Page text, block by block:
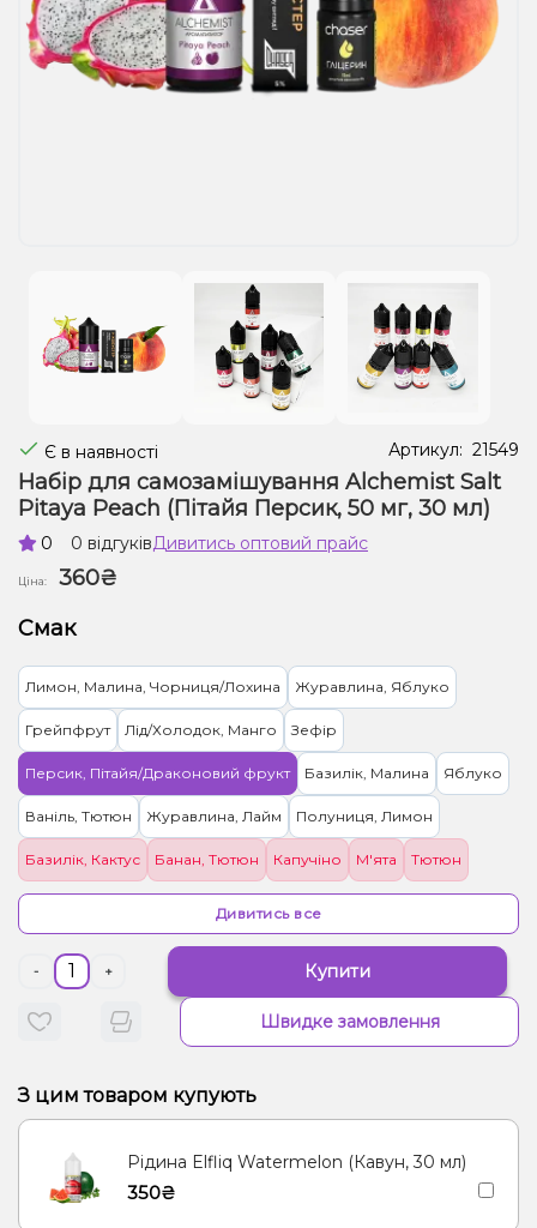
Рідини для електронних сигарет
Подарункові набори
Є в наявності Артикул: 21549
Набір для самозамішування Alchemist Salt
Pitaya Peach (Пітайя Персик, 50 мг, 30 мл)
0 0 відгуківДивитись оптовий прайс
Ціна:
360₴
Смак
Лимон, Малина, Чорниця/Лохина Журавлина, Яблуко
Грейпфрут Лід/Холодок, Манго Зефір
Персик, Пітайя/Драконовий фрукт Базилік, Малина Яблуко
Ваніль, Тютюн Журавлина, Лайм Полуниця, Лимон
Базилік, Кактус Банан, Тютюн Капучіно М'ята Тютюн
Дивитись все
- + Купити
Швидке замовлення
З цим товаром купують
Рідина Elfliq Watermelon (Кавун, 30 мл)
350₴